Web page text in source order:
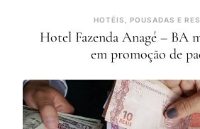
HOTÉIS, POUSADAS E
Hotel Fazenda Anagé – BA
em promoção de